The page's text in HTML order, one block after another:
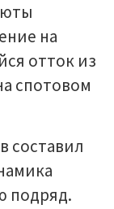
на
отток из
спотовом
составил
подряд.